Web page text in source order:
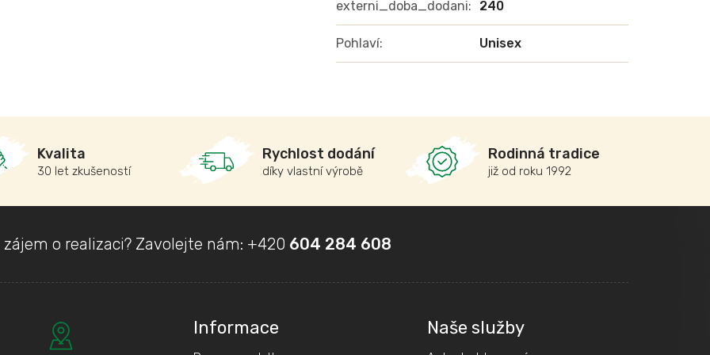
Kvalita
30 let zkušeností
Rychlost dodání
díky vlastní výrobě
Rodinná tradice
již od roku 1992
externi_doba_dodani: 240
Pohlaví: Unisex
zájem o realizaci? Zavolejte nám: +420 604 284 608
Informace Naše služby